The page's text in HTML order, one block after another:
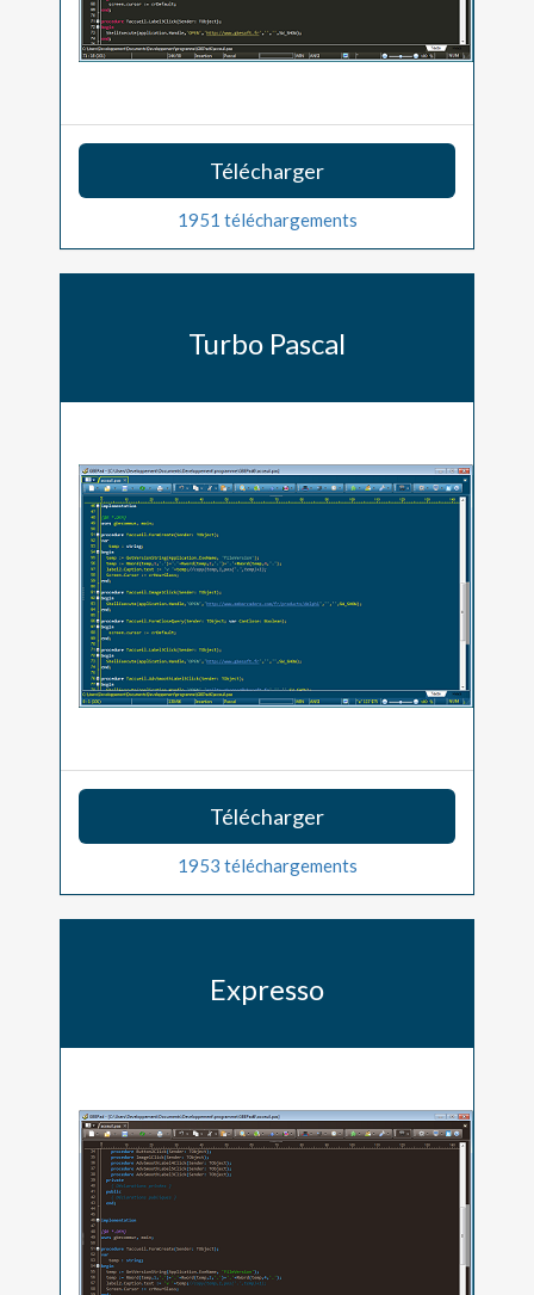
Télécharger
1951 téléchargements
Turbo Pascal
Télécharger
1953 téléchargements
Expresso